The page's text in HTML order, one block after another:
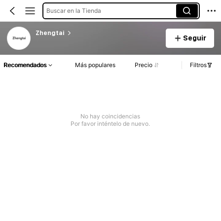
Buscar en la Tienda
Zhengtai
Seguir
Recomendados Más populares Precio Filtros
No hay coincidencias
Por favor inténtelo de nuevo.